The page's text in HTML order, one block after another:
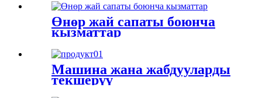
Өнөр жай сапаты боюнча
кызматтар
Машина жана жабдууларды
текшерүү